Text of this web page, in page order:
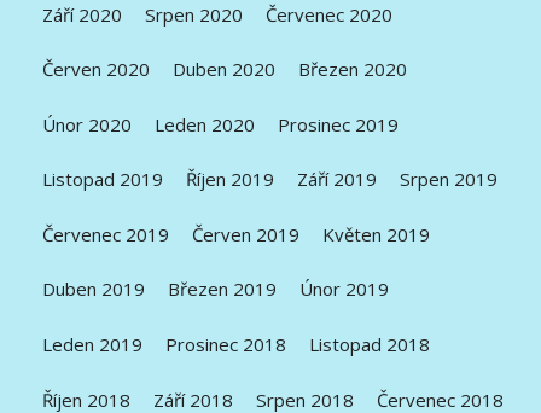
Září 2020 Srpen 2020 Červenec 2020
Červen 2020 Duben 2020 Březen 2020
Únor 2020 Leden 2020 Prosinec 2019
Listopad 2019 Říjen 2019 Září 2019 Srpen 2019
Červenec 2019 Červen 2019 Květen 2019
Duben 2019 Březen 2019 Únor 2019
Leden 2019 Prosinec 2018 Listopad 2018
Říjen 2018 Září 2018 Srpen 2018 Červenec 2018